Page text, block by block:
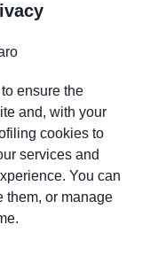
Privacy PolicyCookie
ensure the
and, with your
cookies to
services and
You can
them, or manage